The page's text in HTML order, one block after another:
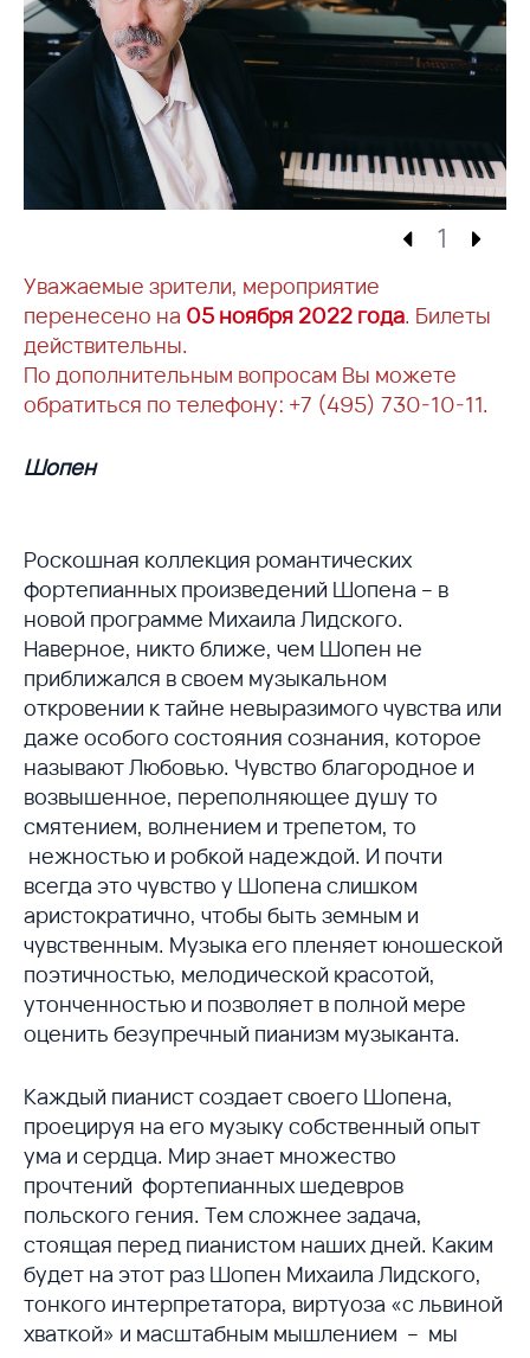
1
Уважаемые зрители, мероприятие
перенесено на 05 ноября 2022 года. Билеты
действительны.
По дополнительным вопросам Вы можете
обратиться по телефону: +7 (495) 730-10-11.
Шопен
Роскошная коллекция романтических
фортепианных произведений Шопена – в
новой программе Михаила Лидского.
Наверное, никто ближе, чем Шопен не
приближался в своем музыкальном
откровении к тайне невыразимого чувства или
даже особого состояния сознания, которое
называют Любовью. Чувство благородное и
возвышенное, переполняющее душу то
смятением, волнением и трепетом, то
нежностью и робкой надеждой. И почти
всегда это чувство у Шопена слишком
аристократично, чтобы быть земным и
чувственным. Музыка его пленяет юношеской
поэтичностью, мелодической красотой,
утонченностью и позволяет в полной мере
оценить безупречный пианизм музыканта.
Каждый пианист создает своего Шопена,
проецируя на его музыку собственный опыт
ума и сердца. Мир знает множество
прочтений фортепианных шедевров
польского гения. Тем сложнее задача,
стоящая перед пианистом наших дней. Каким
будет на этот раз Шопен Михаила Лидского,
тонкого интерпретатора, виртуоза «с львиной
хваткой» и масштабным мышлением – мы